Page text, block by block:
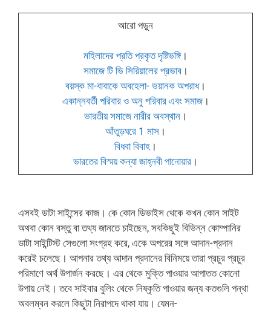
আরো পড়ুন
মহিলাদের প্রতি প্রকৃত দৃষ্টিভঙ্গি।
সমাজে টি ভি সিরিয়ালের প্রভাব।
বয়স্ক মা-বাবাকে অবহেলা- ভয়ানক অপরাধ।
একান্নবর্তী পরিবার ও অনু পরিবার এবং সমাজ।
ভারতীয় সমাজে নারীর অবস্থান ।
আঁতুড়ঘরে 1 মাস ।
বিধবা বিবাহ ।
ভারতের বিস্ময় কন্যা জাহ্নবী পানোয়ার ।
এসবই ডাটা সাইন্সের কাজ। কে কোন ডিভাইস থেকে কখন কোন সাইট
অথবা কোন বস্তু বা তথ্য জানতে চাইছেন, সবকিছুই বিভিন্ন কোম্পানির
ডাটা সাইন্টিস্ট সেগুলো সংগ্রহ করে, একে অপরের সঙ্গে আদান-প্রদান
করেই চলেছে। আপনার তথ্য আদান প্রদানের বিনিময়ে তারা প্রচুর প্রচুর
পরিমাণে অর্থ উপার্জন করছে। এর থেকে মুক্তি পাওয়ার আপাতত কোনো
উপায় নেই। তবে সাইবার বুলিং থেকে নিষ্কৃতি পাওয়ার জন্য কতগুলি পন্থা
অবলম্বন করলে কিছুটা নিরাপদে থাকা যায়। যেমন-